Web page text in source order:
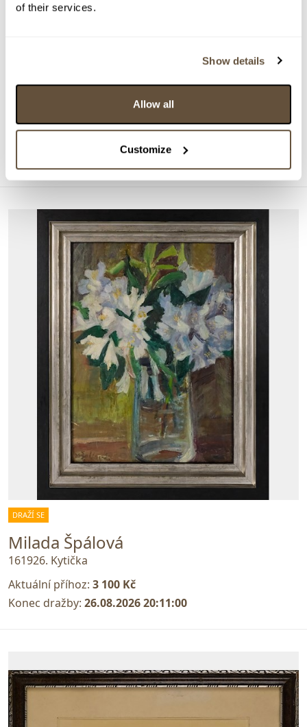
of their services.
Show details
Allow all
Customize
3 300 Kč
DRAŽÍ SE
Milada Špálová
161926. Kytička
Aktuální příhoz: 3 100 Kč
Konec dražby: 26.08.2026 20:11:00